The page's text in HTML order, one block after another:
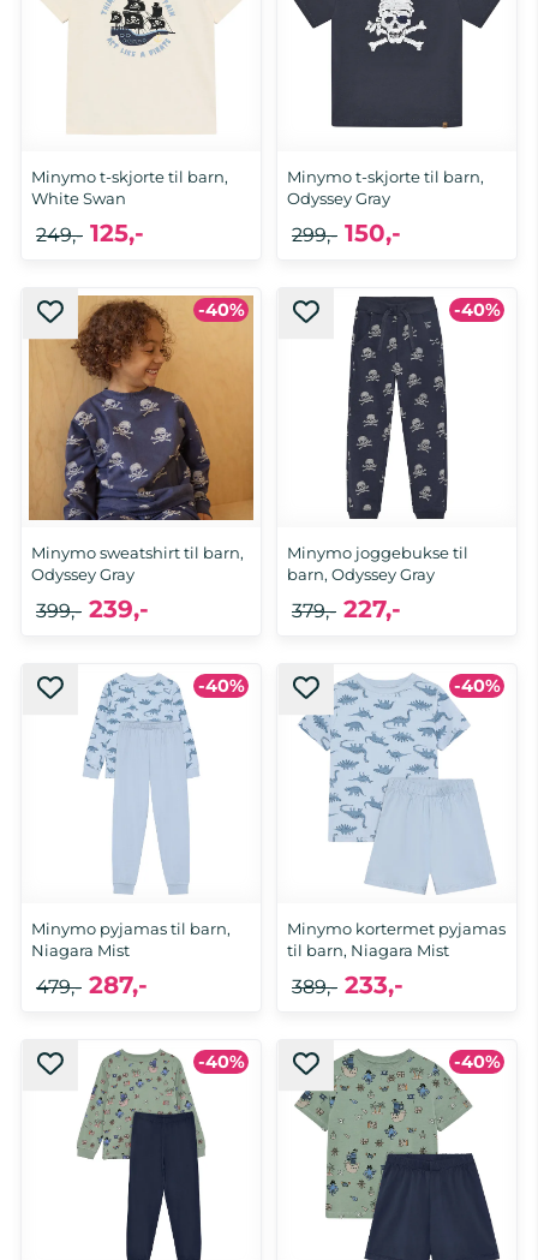
Minymo t-skjorte til barn,
White Swan
125,-
249,-
Minymo t-skjorte til barn,
Odyssey Gray
150,-
299,-
-40%
Minymo sweatshirt til barn,
Odyssey Gray
239,-
399,-
-40%
Minymo joggebukse til
barn, Odyssey Gray
227,-
379,-
-40%
Minymo pyjamas til barn,
Niagara Mist
287,-
479,-
-40%
Minymo kortermet pyjamas
til barn, Niagara Mist
233,-
389,-
-40% -40%